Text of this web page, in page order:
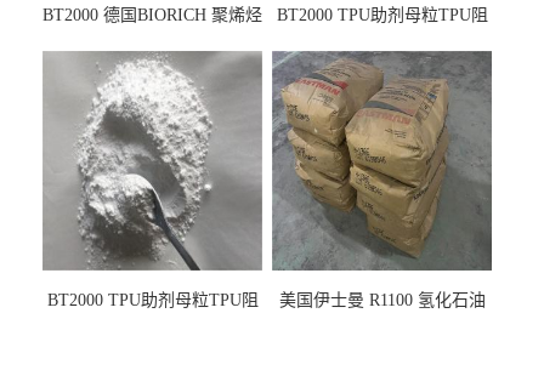
BT2000 德国BIORICH 聚烯烃
墨阻燃剂 TPU抗黄变剂 抗黄
变耐黄剂
BT2000 TPU助剂母粒TPU阻
剂雾面滑剂防粘剂 TPU抗黄
变剂 抗黄变耐黄剂
BT2000 TPU助剂母粒TPU阻
美国伊士曼 R1100 氢化石油